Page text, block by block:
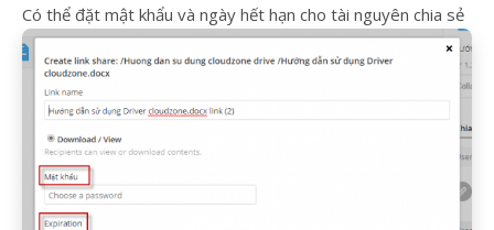
Có thể đặt mật khẩu và ngày hết hạn cho tài nguyên chia sẻ